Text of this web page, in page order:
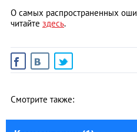
О самых распространенных
читайте здесь.
Смотрите также: